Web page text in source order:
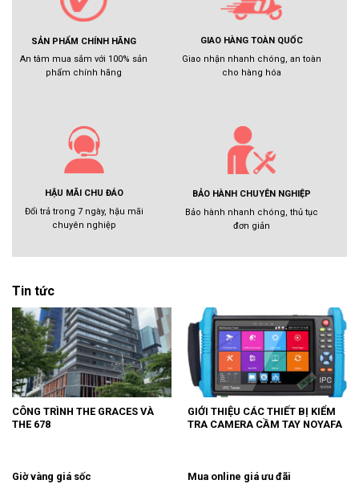
SẢN PHẨM CHÍNH HÃNG
An tâm mua sắm với 100% sản
phẩm chính hãng
GIAO HÀNG TOÀN QUỐC
Giao nhận nhanh chóng, an toàn
cho hàng hóa
HẬU MÃI CHU ĐÁO
Đổi trả trong 7 ngày, hậu mãi
chuyên nghiệp
BẢO HÀNH CHUYÊN NGHIỆP
Bảo hành nhanh chóng, thủ tục
đơn giản
Tin tức
CÔNG TRÌNH THE GRACES VÀ
THE 678
GIỚI THIỆU CÁC THIẾT BỊ KIỂM
TRA CAMERA CẦM TAY NOYAFA
Giờ vàng giá sốc Mua online giá ưu đãi